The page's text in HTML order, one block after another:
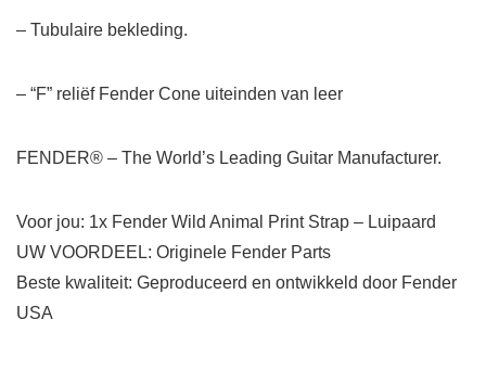
– Tubulaire bekleding.
– “F” reliëf Fender Cone uiteinden van leer
FENDER® – The World’s Leading Guitar Manufacturer.
Voor jou: 1x Fender Wild Animal Print Strap – Luipaard
UW VOORDEEL: Originele Fender Parts
Beste kwaliteit: Geproduceerd en ontwikkeld door Fender
USA